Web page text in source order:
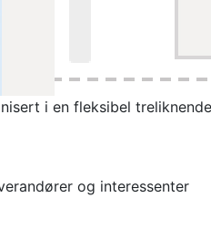
i en fleksibel
og interessenter